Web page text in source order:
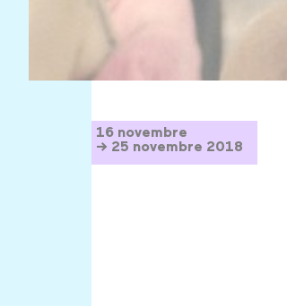
16 novembre
→ 25 novembre 2018